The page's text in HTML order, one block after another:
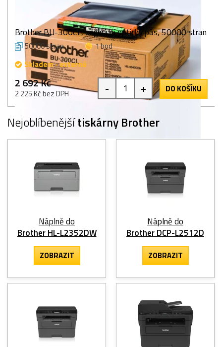
Brother BU-300CL, originální optický pás, 50000 stran
50000 stran
1 bod
Skladem - externě
2 692 Kč
2 225 Kč bez DPH - + DO KOŠÍKU
Nejoblíbenějšítiskárny Brother
Náplně do
Brother HL-L2352DW
ZOBRAZIT
Náplně do
Brother DCP-L2512D
ZOBRAZIT